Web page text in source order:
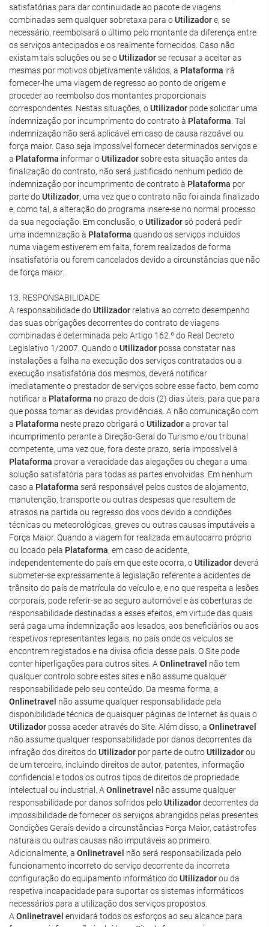
satisfatórias para dar continuidade ao pacote de viagens
combinadas sem qualquer sobretaxa para oUtilizadore, se
necessário, reembolsará o último pelo montante da diferença entre
os serviços antecipados e os realmente fornecidos. Caso não
existam tais soluções ou se oUtilizadorse recusar a aceitar as
mesmas por motivos objetivamente válidos, a Plataforma irá
fornecer-lhe uma viagem de regresso ao ponto de origem e
proceder ao reembolso dos montantes proporcionais
correspondentes. Nestas situações, oUtilizador pode solicitar uma
indemnização por incumprimento do contrato à Plataforma . Tal
indemnização não será aplicável em caso de causa razoável ou
força maior. Caso seja impossível fornecer determinados serviços e
a Plataforma informar oUtilizadorsobre esta situação antes da
finalização do contrato, não será justificado nenhum pedido de
indemnização por incumprimento de contrato à Plataforma por
parte doUtilizador, uma vez que o contrato não foi ainda finalizado
e, como tal, a alteração do programa insere-se no normal processo
da sua negociação. Em conclusão, oUtilizadorsó poderá pedir
uma indemnização à Plataforma quando os serviços incluídos
numa viagem estiverem em falta, forem realizados de forma
insatisfatória ou forem cancelados devido a circunstâncias que não
de força maior.
13. RESPONSABILIDADE
A responsabilidade doUtilizador relativa ao correto desempenho
das suas obrigações decorrentes do contrato de viagens
combinadas é determinada pelo Artigo 162.º do Real Decreto
Legislativo 1/2007. Quando oUtilizador possa constatar nas
instalações a falha na execução dos serviços contratados ou a
execução insatisfatória dos mesmos, deverá notificar
imediatamente o prestador de serviços sobre esse facto, bem como
notificar a Plataforma no prazo de dois (2) dias úteis, para que para
que possa tomar as devidas providências. A não comunicação com
a Plataforma neste prazo obrigará oUtilizadora provar tal
incumprimento perante a Direção-Geral do Turismo e/ou tribunal
competente, uma vez que, fora deste prazo, seria impossível à
Plataforma provar a veracidade das alegações ou chegar a uma
solução satisfatória para todas as partes envolvidas. Em nenhum
caso a Plataforma será responsável pelos custos de alojamento,
manutenção, transporte ou outras despesas que resultem de
atrasos na partida ou regresso dos voos devido a condições
técnicas ou meteorológicas, greves ou outras causas imputáveis a
Força Maior. Quando a viagem for realizada em autocarro próprio
ou locado pela Plataforma, em caso de acidente,
independentemente do país em que este ocorra, oUtilizadordeverá
submeter-se expressamente à legislação referente a acidentes de
trânsito do país de matrícula do veículo e, e no que respeita a lesões
corporais, pode referir-se ao seguro automóvel e às coberturas de
responsabilidade destinadas a esses efeitos, em virtude das quais
será paga uma indemnização aos lesados, aos beneficiários ou aos
respetivos representantes legais, no país onde os veículos se
encontrem registados e na divisa oficia desse país. O Site pode
conter hiperligações para outros sites. A Onlinetravel não tem
qualquer controlo sobre estes sites e não assume qualquer
responsabilidade pelo seu conteúdo. Da mesma forma, a
Onlinetravel não assume qualquer responsabilidade pela
disponibilidade técnica de quaisquer páginas de Internet às quais o
Utilizador possa aceder através do Site. Além disso, a Onlinetravel
não assume qualquer responsabilidade por danos decorrentes da
infração dos direitos doUtilizador por parte de outroUtilizadorou
de um terceiro, incluindo direitos de autor, patentes, informação
confidencial e todos os outros tipos de direitos de propriedade
intelectual ou industrial. A Onlinetravel não assume qualquer
responsabilidade por danos sofridos peloUtilizadordecorrentes da
impossibilidade de fornecer os serviços abrangidos pelas presentes
Condições Gerais devido a circunstâncias Força Maior, catástrofes
naturais ou outras causas não imputáveis ao primeiro.
Adicionalmente, a Onlinetravel não será responsabilizada pelo
funcionamento incorreto do serviço decorrente da incorreta
configuração do equipamento informático doUtilizadorou da
respetiva incapacidade para suportar os sistemas informáticos
necessários para a utilização dos serviços propostos.
A Onlinetravel envidará todos os esforços ao seu alcance para